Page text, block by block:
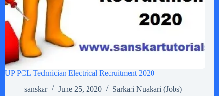
UP PCL Technician Electrical Recruitment 2020
sanskar
June 25, 2020 Sarkari Nuakari (Jobs)